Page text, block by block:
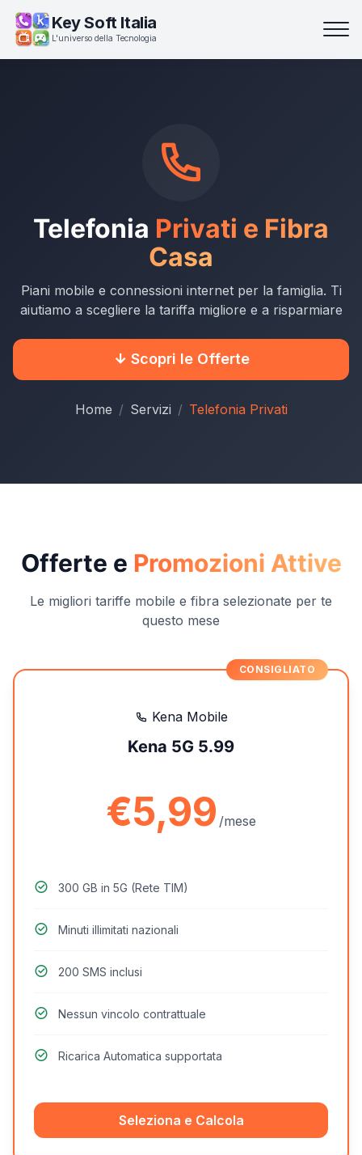
Key Soft Italia
L'universo della Tecnologia
Telefonia Privati e Fibra
Casa
Piani mobile e connessioni internet per la famiglia. Ti
aiutiamo a scegliere la tariffa migliore e a risparmiare
Scopri le Offerte
Home Servizi Telefonia Privati
Offerte e Promozioni Attive
Le migliori tariffe mobile e fibra selezionate per te
questo mese
Kena Mobile
Kena 5G 5.99
€5,99 /mese
300 GB in 5G (Rete TIM)
Minuti illimitati nazionali
200 SMS inclusi
Nessun vincolo contrattuale
Ricarica Automatica supportata
Seleziona e Calcola